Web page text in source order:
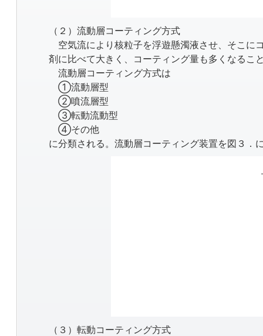
（２）流動層コーティング方式
空気流により核粒子を浮遊懸濁液させ、そこに
剤に比べて大きく、コーティング量も多くなるこ
流動層コーティング方式は
①流動層型
②噴流層型
③転動流動型
④その他
に分類される。流動層コーティング装置を図３．
（３）転動コーティング方式